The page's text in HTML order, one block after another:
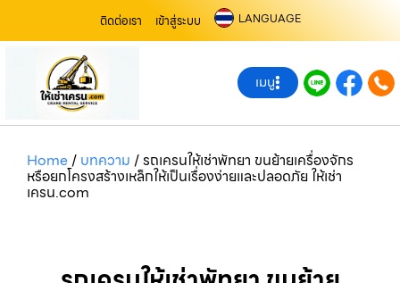
ติดต่อเรา เข้าสู่ระบบ LANGUAGE
เมนู
Home/ บทความ /รถเครนให้เช่าพัทยา ขนย้ายเครื่องจักร
หรือยกโครงสร้างเหล็กให้เป็นเรื่องง่ายและปลอดภัย ให้เช่า
เครน.com